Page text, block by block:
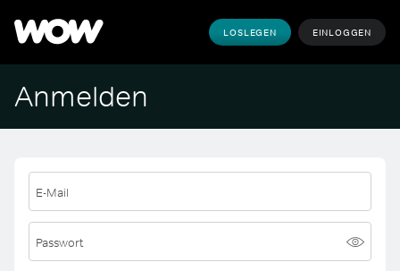
LOSLEGEN EINLOGGEN
Anmelden
E-Mail
Passwort